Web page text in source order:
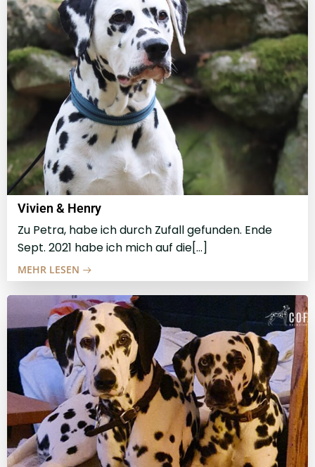
Vivien & Henry
Zu Petra, habe ich durch Zufall gefunden. Ende
Sept. 2021 habe ich mich auf die[…]
MEHR LESEN